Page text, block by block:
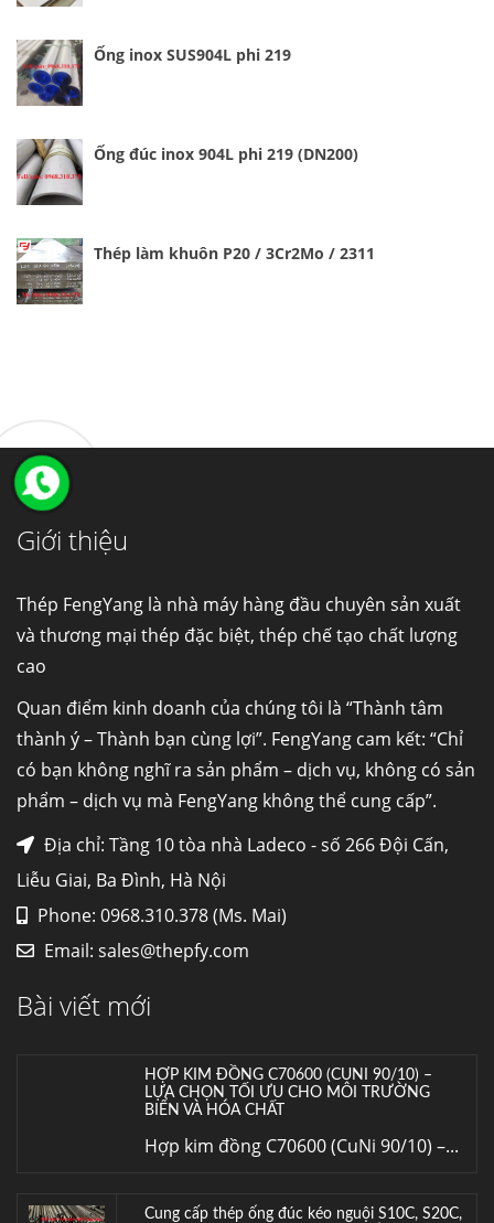
Ống inox SUS904L phi 219
Ống đúc inox 904L phi 219 (DN200)
Thép làm khuôn P20 / 3Cr2Mo / 2311
Giới thiệu
Thép FengYang là nhà máy hàng đầu chuyên sản xuất
và thương mại thép đặc biệt, thép chế tạo chất lượng
cao
Quan điểm kinh doanh của chúng tôi là “Thành tâm
thành ý – Thành bạn cùng lợi”. FengYang cam kết: “Chỉ
có bạn không nghĩ ra sản phẩm – dịch vụ, không có sản
phẩm – dịch vụ mà FengYang không thể cung cấp”.
Địa chỉ: Tầng 10 tòa nhà Ladeco - số 266 Đội Cấn,
Liễu Giai, Ba Đình, Hà Nội
Phone: 0968.310.378 (Ms. Mai)
Email: sales@thepfy.com
Bài viết mới
Ống đúc kéo nguội là gì? Ống...
Fengyang là một trong những nhà
máy...
Hợp kim N06625 là gì? Giá hợp kim 625 mới
nhiệt,...
Mua inox ở đâu chất lượng giá tốt? Gọi ngay
Inox (thép không gỉ) là một trong...
HỢP KIM ĐỒNG C70600 (CUNI 90/10) –
LỰA CHỌN TỐI ƯU CHO MÔI TRƯỜNG
BIỂN VÀ HÓA CHẤT
Hợp kim đồng C70600 (CuNi 90/10) –...
Cung cấp thép ống đúc kéo nguội S10C, S20C,